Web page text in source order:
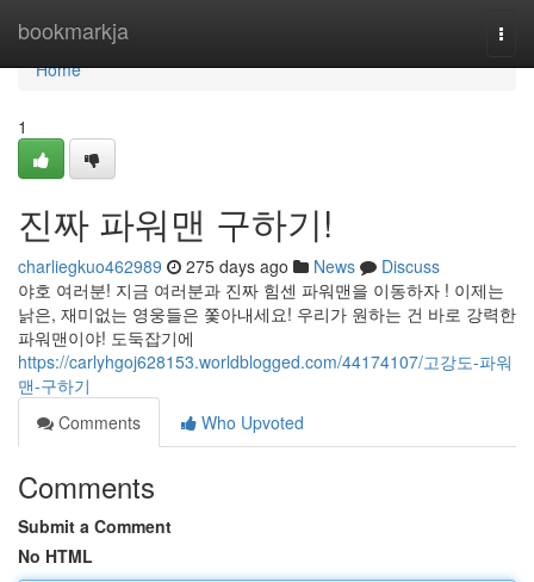
bookmarkja
Home
Home
1
진짜 파워맨 구하기!
charliegkuo462989 275 days ago News
Discuss
야호 여러분! 지금 여러분과 진짜 힘센 파워맨을 이동하자 ! 이제는
낡은, 재미없는 영웅들은 쫓아내세요! 우리가 원하는 건 바로 강력한
파워맨이야! 도둑잡기에
https://carlyhgoj628153.worldblogged.com/44174107/고강도-파워
맨-구하기
Comments
Who Upvoted
Comments
Submit a Comment
No HTML